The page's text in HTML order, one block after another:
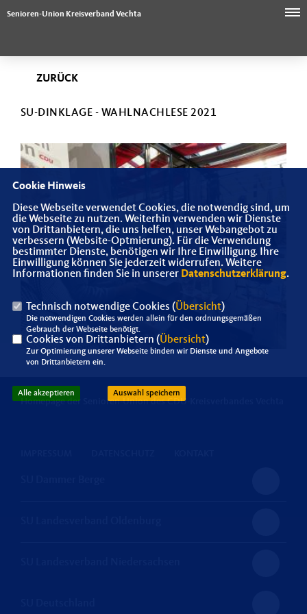
Senioren-Union Kreisverband Vechta
ZURÜCK
SU-DINKLAGE - WAHLNACHLESE 2021
Homepage der Senioren-Union des CDU-Kreisverbandes Vechta
Cookie Hinweis
Diese Webseite verwendet Cookies, die notwendig sind, um
die Webseite zu nutzen. Weiterhin verwenden wir Dienste
von Drittanbietern, die uns helfen, unser Webangebot zu
verbessern (Website-Optmierung). Für die Verwendung
bestimmter Dienste, benötigen wir Ihre Einwilligung. Ihre
Einwilligung können Sie jederzeit widerrufen. Weitere
Informationen finden Sie in unserer Datenschutzerklärung.
Technisch notwendige Cookies (Übersicht)
Die notwendigen Cookies werden allein für den ordnungsgemäßen
Gebrauch der Webseite benötigt.
Cookies von Drittanbietern (Übersicht)
Zur Optimierung unserer Webseite binden wir Dienste und Angebote
von Drittanbietern ein.
Alle akzeptieren Auswahl speichern